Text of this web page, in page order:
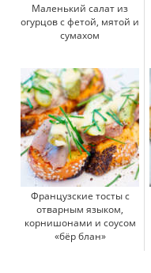
Маленький салат из
огурцов с фетой, мятой и
сумахом
Французские тосты с
отварным языком,
корнишонами и соусом
«бёр блан»